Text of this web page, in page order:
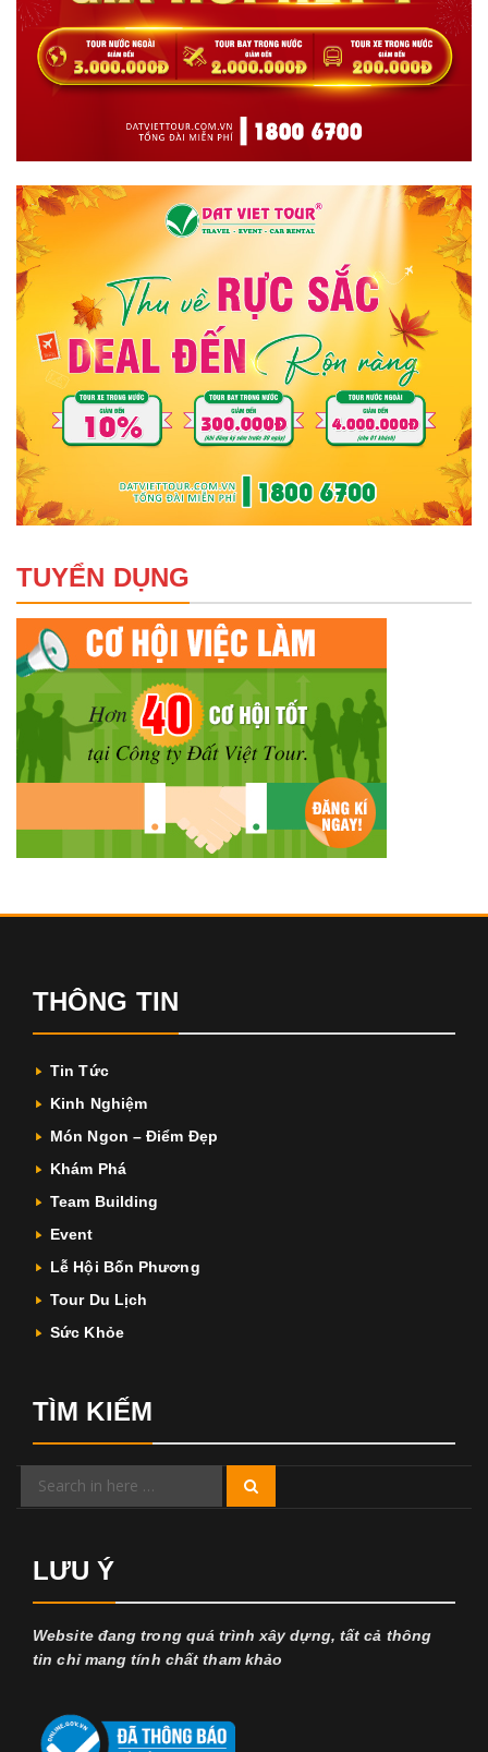
TUYỂN DỤNG
THÔNG TIN
Tin Tức
Kinh Nghiệm
Món Ngon – Điểm Đẹp
Khám Phá
Team Building
Event
Lễ Hội Bốn Phương
Tour Du Lịch
Sức Khỏe
TÌM KIẾM
Search
LƯU Ý
Website đang trong quá trình xây dựng, tất cả thông
tin chỉ mang tính chất tham khảo